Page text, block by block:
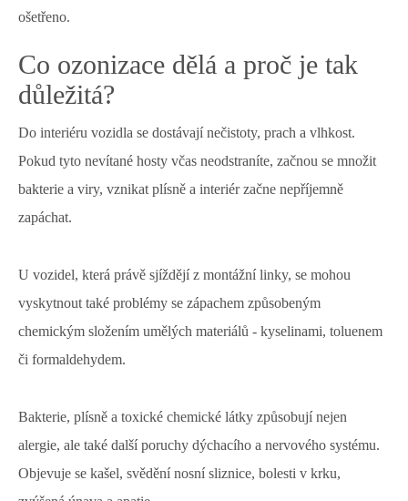
ošetřeno.
Co ozonizace dělá a proč je tak
důležitá?
Do interiéru vozidla se dostávají nečistoty, prach a vlhkost.
Pokud tyto nevítané hosty včas neodstraníte, začnou se množit
bakterie a viry, vznikat plísně a interiér začne nepříjemně
zapáchat.
U vozidel, která právě sjíždějí z montážní linky, se mohou
vyskytnout také problémy se zápachem způsobeným
chemickým složením umělých materiálů - kyselinami, toluenem
či formaldehydem.
Bakterie, plísně a toxické chemické látky způsobují nejen
alergie, ale také další poruchy dýchacího a nervového systému.
Objevuje se kašel, svědění nosní sliznice, bolesti v krku,